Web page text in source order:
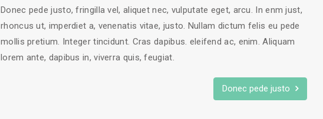
Donec pede justo, fringilla vel, aliquet nec, vulputate eget, arcu. In enm just,
rhoncus ut, imperdiet a, venenatis vitae, justo. Nullam dictum felis eu pede
mollis pretium. Integer tincidunt. Cras dapibus. eleifend ac, enim. Aliquam
lorem ante, dapibus in, viverra quis, feugiat.
Donec pede justo